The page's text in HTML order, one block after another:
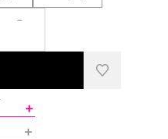
-
＋
＋